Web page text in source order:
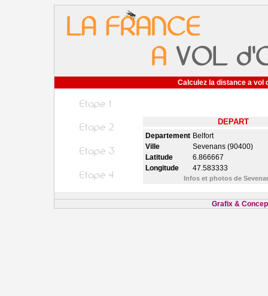
Calculez la distance a vol
DEPART
Departement Belfort
Ville
Sevenans (90400)
Latitude
6.866667
Longitude
47.583333
Infos et photos de
Grafix &